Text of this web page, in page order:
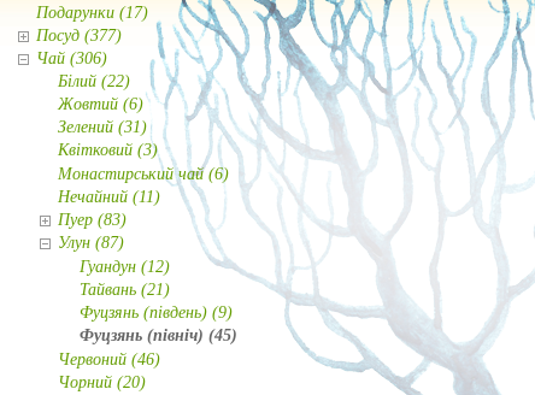
Подарунки (17)
Посуд (377)
Чай (306)
Білий (22)
Жовтий (6)
Зелений (31)
Квітковий (3)
Монастирський чай (6)
Нечайний (11)
Пуер (83)
Улун (87)
Гуандун (12)
Тайвань (21)
Фуцзянь (південь) (9)
Фуцзянь (північ) (45)
Червоний (46)
Чорний (20)